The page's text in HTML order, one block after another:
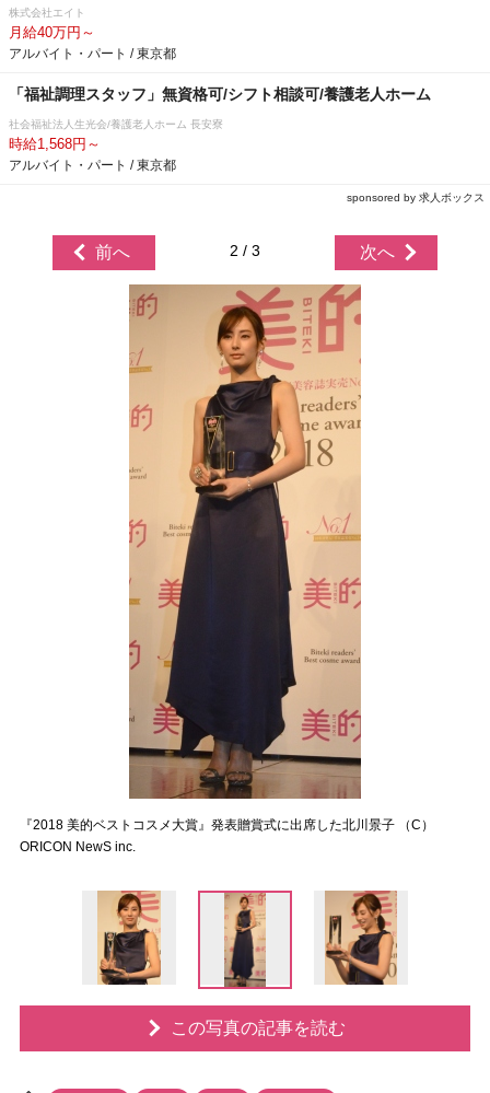
株式会社エイト
月給40万円～
アルバイト・パート / 東京都
「福祉調理スタッフ」無資格可/シフト相談可/養護老人ホーム
社会福祉法人生光会/養護老人ホーム 長安寮
時給1,568円～
アルバイト・パート / 東京都
sponsored by 求人ボックス
前へ 2 / 3 次へ
『2018 美的ベストコスメ大賞』発表贈賞式に出席した北川景子 （C）
ORICON NewS inc.
この写真の記事を読む